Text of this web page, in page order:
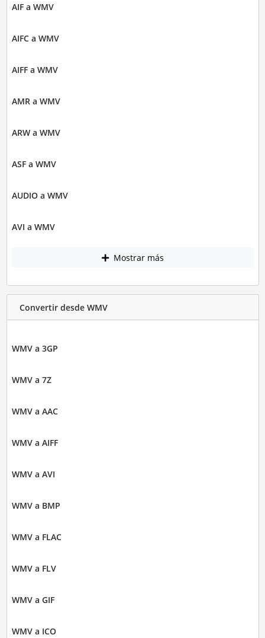
AIF a WMV
AIFC a WMV
AIFF a WMV
AMR a WMV
ARW a WMV
ASF a WMV
AUDIO a WMV
AVI a WMV
Mostrar más
Convertir desde WMV
WMV a 3GP
WMV a 7Z
WMV a AAC
WMV a AIFF
WMV a AVI
WMV a BMP
WMV a FLAC
WMV a FLV
WMV a GIF
WMV a ICO